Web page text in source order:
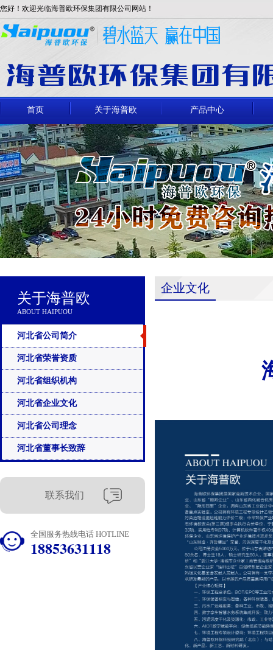
您好！欢迎光临海普欧环保集团有限公司网站！
首页 关于海普欧 产品中心
关于海普欧
ABOUT HAIPUOU
河北省公司简介
河北省荣誉资质
河北省组织机构
河北省企业文化
河北省公司理念
河北省董事长致辞
联系我们
全国服务热线电话 HOTLINE
18853631118
企业文化